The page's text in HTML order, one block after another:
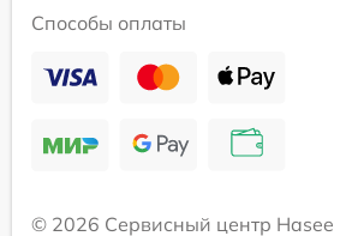
Способы оплаты
© 2026 Сервисный центр Hasee